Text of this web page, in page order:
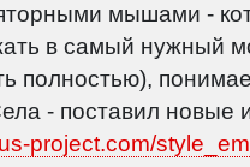
мышами -
в самый нужный
полностью),
- поставил новые
project.com/